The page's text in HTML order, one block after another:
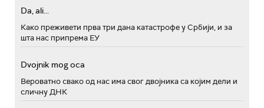
Da, ali...
Како преживети прва три дана катастрофе у Србији, и за
шта нас припрема ЕУ
Dvojnik mog oca
Вероватно свако од нас има свог двојника са којим дели и
сличну ДНК